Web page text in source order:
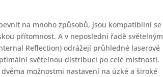
na mnoho způsobů, jsou kompatibilní se
přítomnost. A v neposlední řadě světelným
Reflection) odrážejí průhledné laserové
světelnou distribuci po celé místnosti.
možnostmi nastavení na úzké a široké